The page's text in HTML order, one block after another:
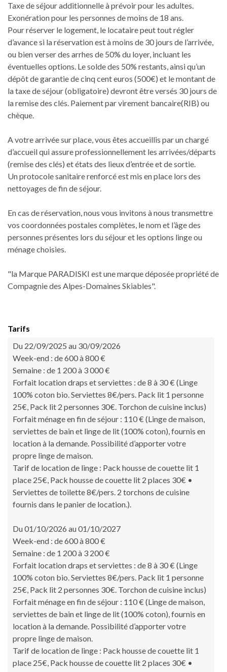
Taxe de séjour additionnelle à prévoir pour les adultes.
Exonération pour les personnes de moins de 18 ans.
Pour réserver le logement, le locataire peut tout régler
d’avance si la réservation est à moins de 30 jours de l’arrivée,
ou bien verser des arrhes de 50% du loyer, incluant les
éventuelles options. Le solde des 50% restants, ainsi qu’un
dépôt de garantie de cinq cent euros (500€) et le montant de
la taxe de séjour (obligatoire) devront être versés 30 jours de
la remise des clés. Paiement par virement bancaire(RIB) ou
chèque.
A votre arrivée sur place, vous êtes accueillis par un chargé
d’accueil qui assure professionnellement les arrivées/départs
(remise des clés) et états des lieux d’entrée et de sortie.
Un protocole sanitaire renforcé est mis en place lors des
nettoyages de fin de séjour.
En cas de réservation, nous vous invitons à nous transmettre
vos coordonnées postales complètes, le nom et l’âge des
personnes présentes lors du séjour et les options linge ou
ménage choisies.
"la Marque PARADISKI est une marque déposée propriété de
Compagnie des Alpes-Domaines Skiables".
Tarifs
Du 22/09/2025 au 30/09/2026
Week-end : de 600 à 800 €
Semaine : de 1 200 à 3 000 €
Forfait location draps et serviettes : de 8 à 30 € (Linge
100% coton bio. Serviettes 8€/pers. Pack lit 1 personne
25€, Pack lit 2 personnes 30€. Torchon de cuisine inclus)
Forfait ménage en fin de séjour : 110 € (Linge de maison,
serviettes de bain et linge de lit (100% coton), fournis en
location à la demande. Possibilité d’apporter votre
propre linge de maison.
Tarif de location de linge : Pack housse de couette lit 1
place 25€, Pack housse de couette lit 2 places 30€ •
Serviettes de toilette 8€/pers. 2 torchons de cuisine
fournis dans le panier de location.).
Du 01/10/2026 au 01/10/2027
Week-end : de 600 à 800 €
Semaine : de 1 200 à 3 200 €
Forfait location draps et serviettes : de 8 à 30 € (Linge
100% coton bio. Serviettes 8€/pers. Pack lit 1 personne
25€, Pack lit 2 personnes 30€. Torchon de cuisine inclus)
Forfait ménage en fin de séjour : 110 € (Linge de maison,
serviettes de bain et linge de lit (100% coton), fournis en
location à la demande. Possibilité d’apporter votre
propre linge de maison.
Tarif de location de linge : Pack housse de couette lit 1
place 25€, Pack housse de couette lit 2 places 30€ •